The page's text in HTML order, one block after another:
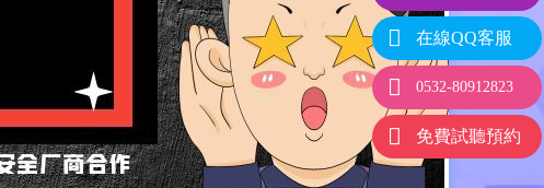
在線QQ客服
0532-80912823
免費試聽預約